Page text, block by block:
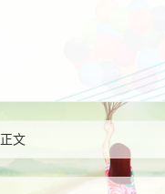
正文